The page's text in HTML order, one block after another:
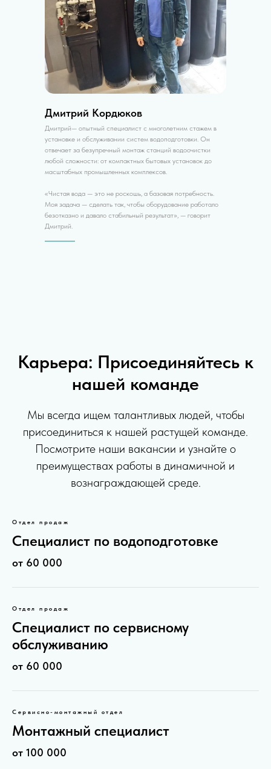
Дмитрий Кордюков
Дмитрий— опытный специалист с многолетним стажем в
установке и обслуживании систем водоподготовки. Он
отвечает за безупречный монтаж станций водоочистки
любой сложности: от компактных бытовых установок до
масштабных промышленных комплексов.
«Чистая вода — это не роскошь, а базовая потребность.
Моя задача — сделать так, чтобы оборудование работало
безотказно и давало стабильный результат», — говорит
Дмитрий.
Карьера: Присоединяйтесь к
нашей команде
Мы всегда ищем талантливых людей, чтобы
присоединиться к нашей растущей команде.
Посмотрите наши вакансии и узнайте о
преимуществах работы в динамичной и
вознаграждающей среде.
Отдел продаж
Специалист по водоподготовке
от 60 000
Отдел продаж
Специалист по сервисному
обслуживанию
от 60 000
Сервисно-монтажный отдел
Монтажный специалист
от 100 000